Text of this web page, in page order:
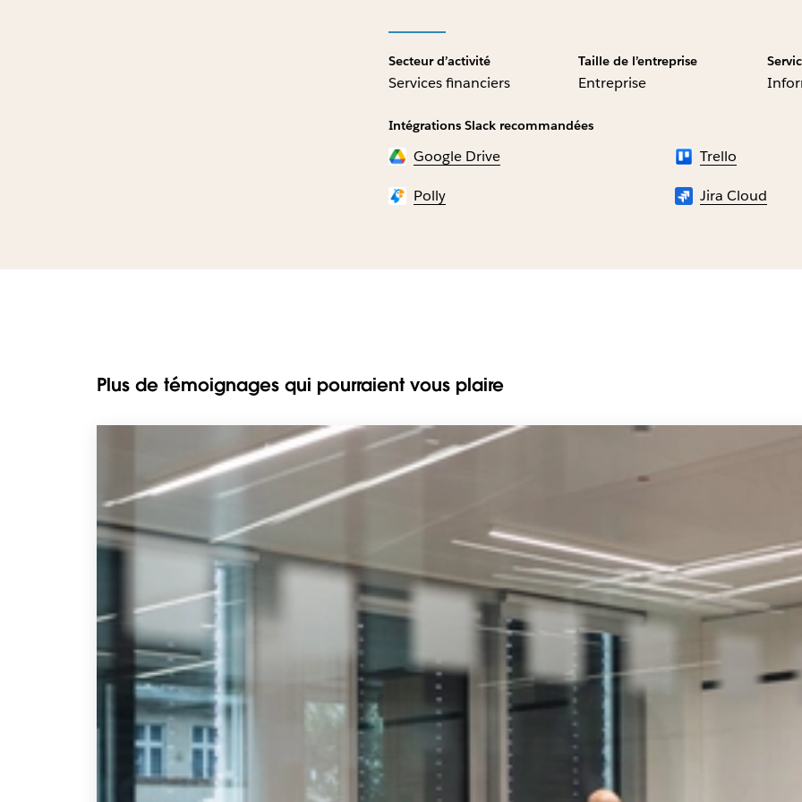
Secteur d’activité
Services financiers
Taille de l’entreprise
Entreprise
Intégrations Slack recommandées
Google Drive Trello
Polly Jira Cloud
Plus de témoignages qui pourraient vous plaire